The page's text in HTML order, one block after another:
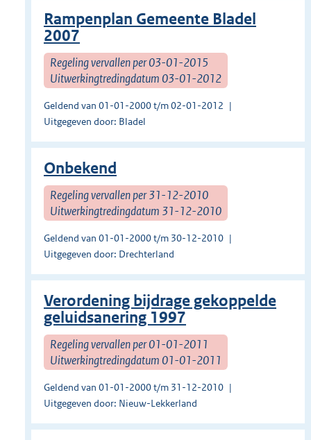
Rampenplan Gemeente Bladel
2007
Regeling vervallen per 03-01-2015
Uitwerkingtredingdatum 03-01-2012
Geldend van 01-01-2000 t/m 02-01-2012
Uitgegeven door: Bladel
Onbekend
Regeling vervallen per 31-12-2010
Uitwerkingtredingdatum 31-12-2010
Geldend van 01-01-2000 t/m 30-12-2010
Uitgegeven door: Drechterland
Verordening bijdrage gekoppelde
geluidsanering 1997
Regeling vervallen per 01-01-2011
Uitwerkingtredingdatum 01-01-2011
Geldend van 01-01-2000 t/m 31-12-2010
Uitgegeven door: Nieuw-Lekkerland